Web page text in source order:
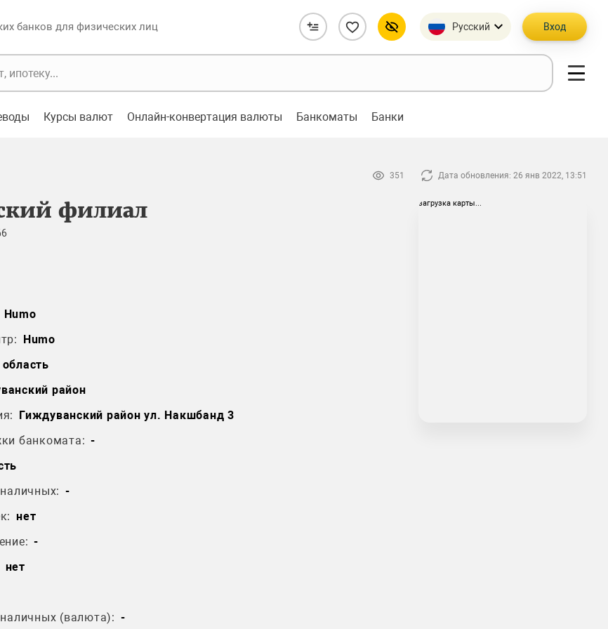
банков для физических лиц Русский Вход
Курсы валют Онлайн-конвертация валюты Банкоматы Банки
351 Дата обновления: 26 янв 2022, 13:51
филиал
Humo
Humo
район
Гиждуванский район ул. Накшбанд 3
банкомата: -
-
нет
-
нет
(валюта): -
загрузка карты...